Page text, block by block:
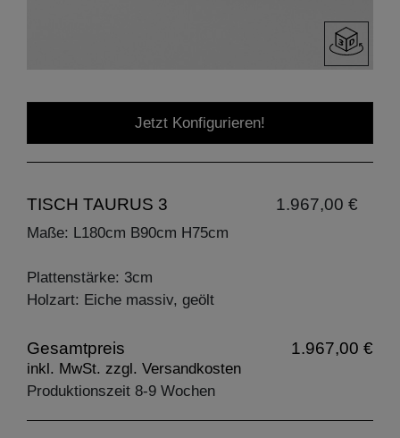
Jetzt Konfigurieren!
TISCH TAURUS 3 1.967,00 €
Maße: L180cm B90cm H75cm
Plattenstärke: 3cm
Holzart: Eiche massiv, geölt
Gesamtpreis 1.967,00 €
inkl. MwSt. zzgl. Versandkosten
Produktionszeit 8-9 Wochen